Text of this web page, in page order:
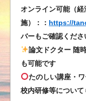
オンライン可能（
施）：： https://
バーもご確認くだ
論文ドクター 随
も可能です
たのしい講座・
校内研修等につい